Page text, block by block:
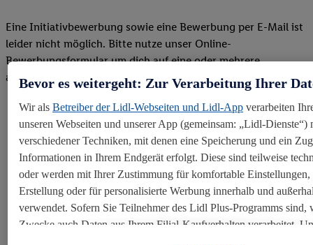
Eine Initiativbewerbung sowie eine Bewerbung per E-Mail ist
leider nicht möglich. Bitte nutze unser Online-
Bewerbungsformular um dich auf eine oder mehrere
ausgeschriebene Stelle zu bewerben.
Wir sehen Diversität als Chance. Daher schaffen wir ein
wertschätzendes Arbeitsumfeld für alle Mitarbeitenden –
unabhängig von Alter, Herkunft, geschlechtlicher Identität,
körperlichen und geistigen Fähigkeiten, Religion und sexueller
Orientierung.
Bevor es weitergeht: Zur Verarbeitung Ihrer
Wir als Betreiber der Lidl-Webseiten und Lidl-App verarbeiten
unseren Webseiten und unserer App (gemeinsam: „Lidl-Dienste“)
verschiedener Techniken, mit denen eine Speicherung und ein
Informationen in Ihrem Endgerät erfolgt. Diese sind teilweise
oder werden mit Ihrer Zustimmung für komfortable Einstellungen,
Erstellung oder für personalisierte Werbung innerhalb und
verwendet. Sofern Sie Teilnehmer des Lidl Plus-Programms sind,
Zwecke auch Daten aus Ihrem Filial-Kaufverhalten verarbeitet.